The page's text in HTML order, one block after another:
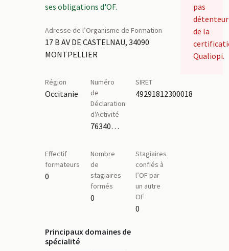
ses obligations d'OF.
Adresse de l’Organisme de Formation
17 B AV DE CASTELNAU, 34090
MONTPELLIER
Région
Occitanie
Numéro
de
Déclaration
d'Activité
76340921734
SIRET
49291812300018
Effectif
formateurs
0
Nombre
de
stagiaires
formés
0
Stagiaires
confiés à
l’OF par
un autre
OF
0
Principaux domaines de
spécialité
pas
détenteur
de la
Qualiopi.